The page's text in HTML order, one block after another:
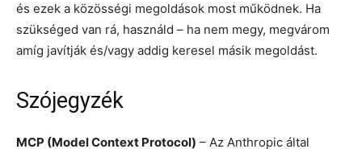
és ezek a közösségi megoldások most működnek. Ha
szükséged van rá, használd – ha nem megy, megvárom
amíg javítják és/vagy addig keresel másik megoldást.
Szójegyzék
MCP (Model Context Protocol) – Az Anthropic által